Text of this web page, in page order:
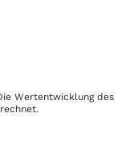
Wertentwicklung des